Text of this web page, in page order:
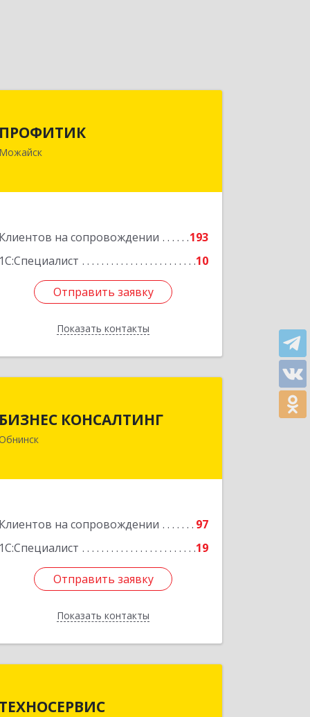
ПРОФИТИК
Можайск
Клиентов на сопровождении
193
1С:Специалист
10
Отправить заявку
Показать контакты
р-н, Можайск г, Молодежная ул, дом
Отправить заявку
Назад
БИЗНЕС КОНСАЛТИНГ
Клиентов на сопровождении
97
1С:Специалист
19
Отправить заявку
Показать контакты
Курчатова ул, дом № 27/2, пом.281
Подробнее
Отправить заявку
Назад
ТЕХНОСЕРВИС